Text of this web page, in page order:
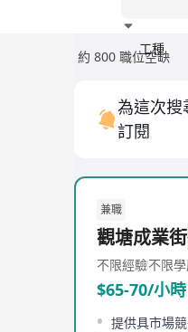
工種
約 800 職位空缺
為這次搜
訂閱
兼職
觀塘成業街
不限經驗不限
$65-70/小時
提供具市場